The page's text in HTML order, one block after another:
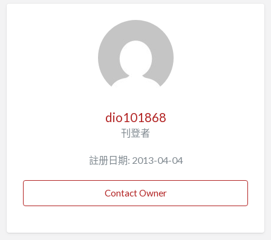
dio101868
刊登者
註册日期: 2013-04-04
Contact Owner